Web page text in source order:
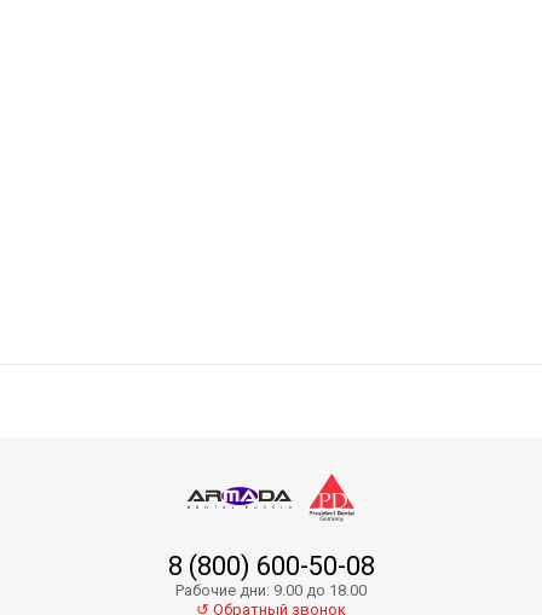
Absorbent Paper Points PP01-35
8 (800) 600-50-08
Рабочие дни: 9.00 до 18.00
↺ Обратный звонок